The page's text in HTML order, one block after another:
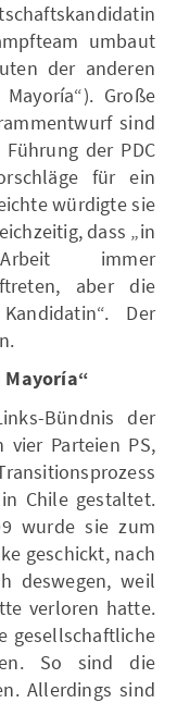
umbaut
der anderen
Große
sind
der PDC
für ein
würdigte sie
dass „in
immer
aber die
Der
Mayoría“
Bündnis der
vier Parteien PS,
Chile gestaltet.
wurde sie zum
geschickt, nach
deswegen, weil
verloren hatte.
gesellschaftliche
So sind die
Allerdings sind